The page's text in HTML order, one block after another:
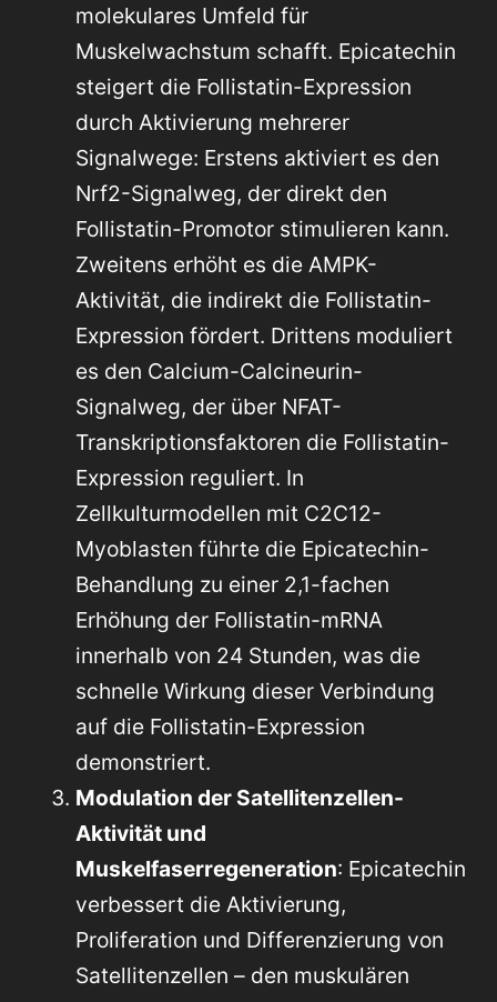
molekulares Umfeld für
Muskelwachstum schafft. Epicatechin
steigert die Follistatin-Expression
durch Aktivierung mehrerer
Signalwege: Erstens aktiviert es den
Nrf2-Signalweg, der direkt den
Follistatin-Promotor stimulieren kann.
Zweitens erhöht es die AMPK-
Aktivität, die indirekt die Follistatin-
Expression fördert. Drittens moduliert
es den Calcium-Calcineurin-
Signalweg, der über NFAT-
Transkriptionsfaktoren die Follistatin-
Expression reguliert. In
Zellkulturmodellen mit C2C12-
Myoblasten führte die Epicatechin-
Behandlung zu einer 2,1-fachen
Erhöhung der Follistatin-mRNA
innerhalb von 24 Stunden, was die
schnelle Wirkung dieser Verbindung
auf die Follistatin-Expression
demonstriert.
Modulation der Satellitenzellen-
Aktivität und
Muskelfaserregeneration: Epicatechin
verbessert die Aktivierung,
Proliferation und Differenzierung von
Satellitenzellen – den muskulären